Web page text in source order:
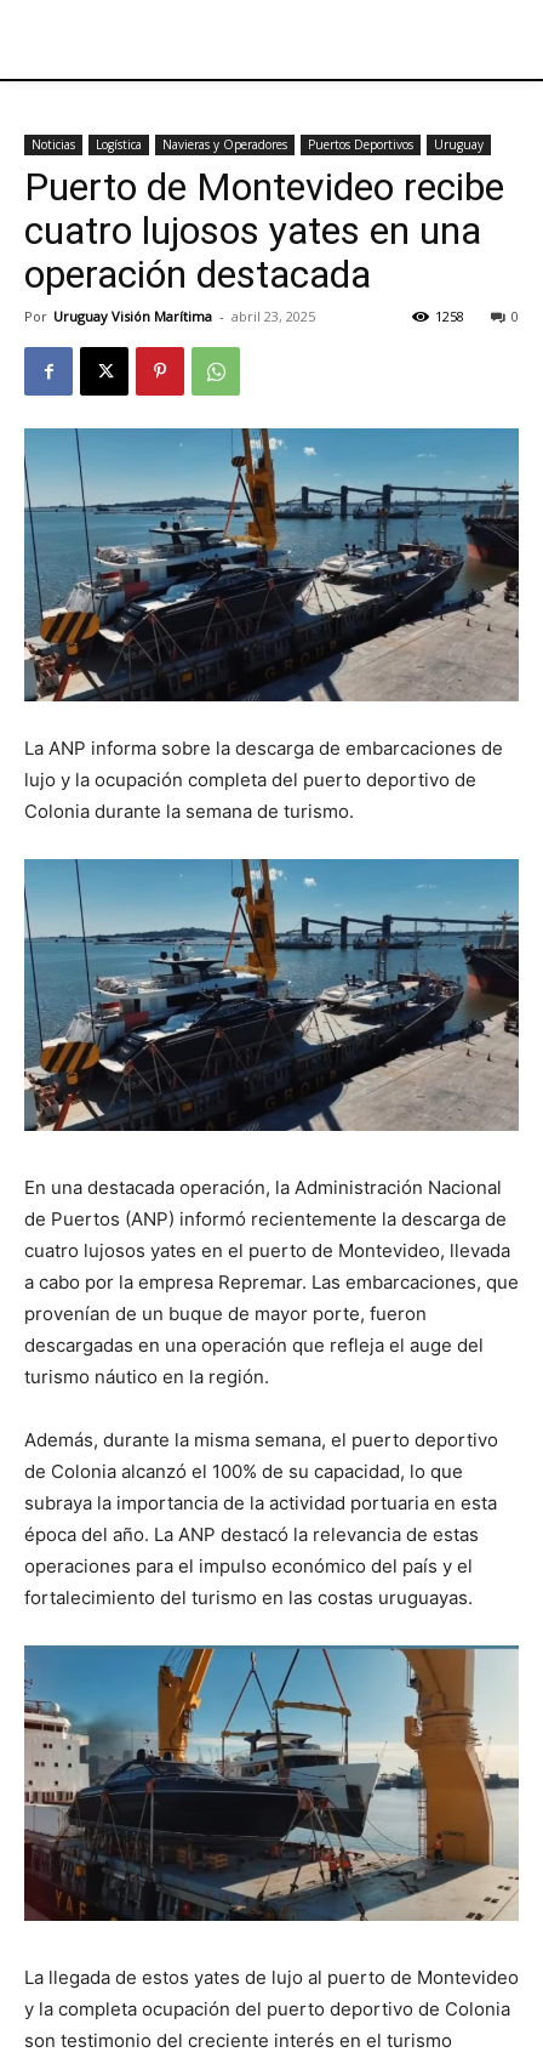
Noticias Logística Navieras y Operadores Puertos Deportivos Uruguay
Puerto de Montevideo recibe
cuatro lujosos yates en una
operación destacada
Por Uruguay Visión Marítima - abril 23, 2025 0
1258
La ANP informa sobre la descarga de embarcaciones de
lujo y la ocupación completa del puerto deportivo de
Colonia durante la semana de turismo.
En una destacada operación, la Administración Nacional
de Puertos (ANP) informó recientemente la descarga de
cuatro lujosos yates en el puerto de Montevideo, llevada
a cabo por la empresa Repremar. Las embarcaciones, que
provenían de un buque de mayor porte, fueron
descargadas en una operación que refleja el auge del
turismo náutico en la región.
Además, durante la misma semana, el puerto deportivo
de Colonia alcanzó el 100% de su capacidad, lo que
subraya la importancia de la actividad portuaria en esta
época del año. La ANP destacó la relevancia de estas
operaciones para el impulso económico del país y el
fortalecimiento del turismo en las costas uruguayas.
La llegada de estos yates de lujo al puerto de Montevideo
y la completa ocupación del puerto deportivo de Colonia
son testimonio del creciente interés en el turismo